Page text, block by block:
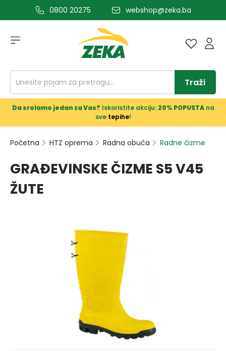
glavni sadržaj0800 20275 webshop@zeka.ba
Traži
Da srolamo jedan za Vas? Iskoristite akciju: 20% POPUSTAna
sve tepihe!
Početna HTZ oprema Radna obuća Radne čizme
GRAĐEVINSKE ČIZME S5 V45
ŽUTE